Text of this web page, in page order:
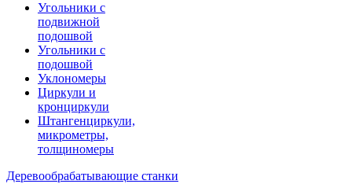
Угольники с
подвижной
подошвой
Угольники с
подошвой
Уклономеры
Циркули и
кронциркули
Штангенциркули,
микрометры,
толщиномеры
Деревообрабатывающие станки